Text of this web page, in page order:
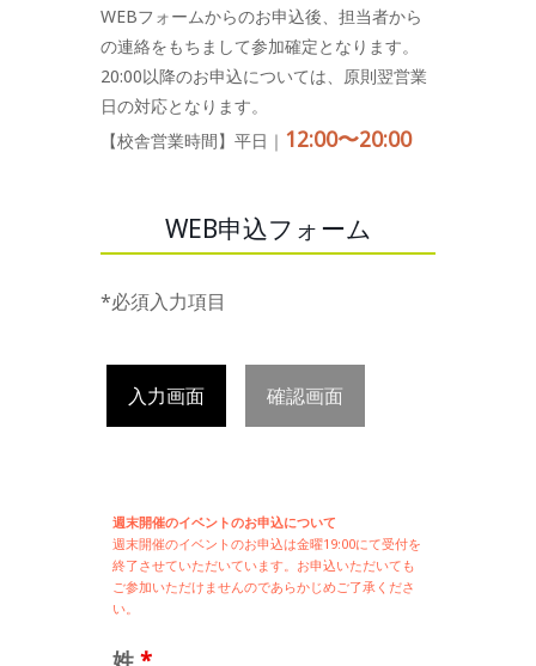
WEBフォームからのお申込後、担当者から
の連絡をもちまして参加確定となります。
20:00以降のお申込については、原則翌営業
日の対応となります。
【校舎営業時間】平日｜ 12:00〜20:00
WEB申込フォーム
*必須入力項目
入力画面 確認画面
週末開催のイベントのお申込について
週末開催のイベントのお申込は金曜19:00にて受付を
終了させていただいています。お申込いただいても
ご参加いただけませんのであらかじめご了承くださ
い。
姓 *